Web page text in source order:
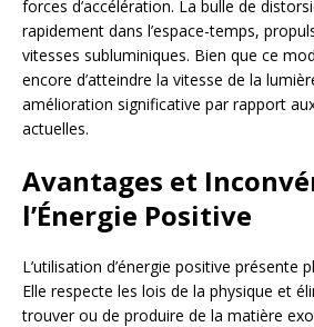
forces d’accélération. La bulle de
rapidement dans l’espace-temps,
vitesses subluminiques. Bien que ce
encore d’atteindre la vitesse de la
amélioration significative par rapport
actuelles.
Avantages et
l’Énergie Positive
L’utilisation d’énergie positive présente
Elle respecte les lois de la physique et
trouver ou de produire de la matière